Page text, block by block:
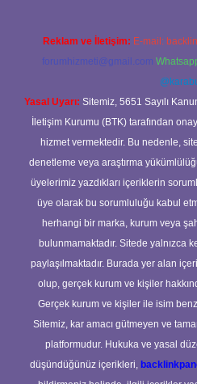
Reklam ve İletişim: E-mail:
forumhizmeti@gmail.com
Yasal Uyarı: Sitemiz, 5651 Sayılı
İletişim Kurumu (BTK) tarafından
hizmet vermektedir. Bu nedenle,
denetleme veya araştırma
üyelerimiz yazdıkları içeriklerin
üye olarak bu sorumluluğu kabul
herhangi bir marka, kurum veya
bulunmamaktadır. Sitede yalnızca
paylaşılmaktadır. Burada yer alan
olup, gerçek kurum ve kişiler
Gerçek kurum ve kişiler ile isim
Sitemiz, kar amacı gütmeyen ve
platformudur. Hukuka ve yasal
düşündüğünüz içerikleri,